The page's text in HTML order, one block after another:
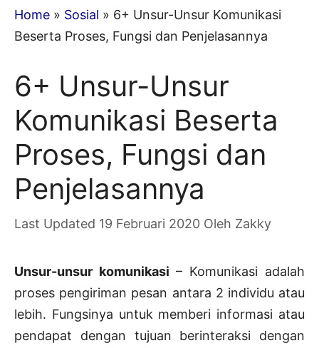
Home » Sosial » 6+ Unsur-Unsur Komunikasi
Beserta Proses, Fungsi dan Penjelasannya
6+ Unsur-Unsur
Komunikasi Beserta
Proses, Fungsi dan
Penjelasannya
19 Februari 2020 Oleh Zakky
Unsur-unsur komunikasi – Komunikasi adalah
proses pengiriman pesan antara 2 individu atau
lebih. Fungsinya untuk memberi informasi atau
pendapat dengan tujuan berinteraksi dengan